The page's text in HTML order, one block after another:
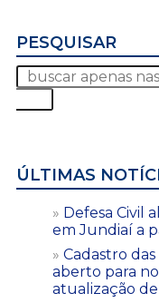
PESQUISAR
ÚLTIMAS
Defesa Civil
em Jundiaí a
Cadastro
aberto para
atualização